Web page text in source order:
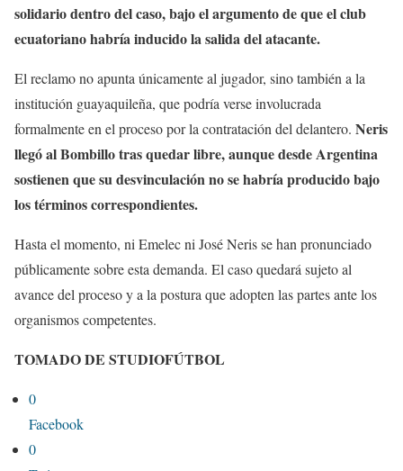
solidario dentro del caso, bajo el argumento de que el club
ecuatoriano habría inducido la salida del atacante.
El reclamo no apunta únicamente al jugador, sino también a la
institución guayaquileña, que podría verse involucrada
formalmente en el proceso por la contratación del delantero. Neris
llegó al Bombillo tras quedar libre, aunque desde Argentina
sostienen que su desvinculación no se habría producido bajo
los términos correspondientes.
Hasta el momento, ni Emelec ni José Neris se han pronunciado
públicamente sobre esta demanda. El caso quedará sujeto al
avance del proceso y a la postura que adopten las partes ante los
organismos competentes.
TOMADO DE STUDIOFÚTBOL
0
Facebook
0